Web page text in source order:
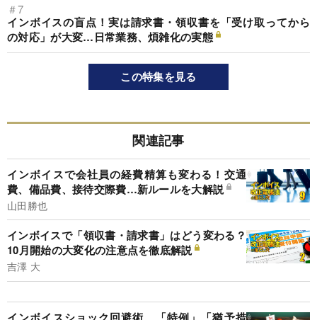
＃7
インボイスの盲点！実は請求書・領収書を「受け取ってから
の対応」が大変…日常業務、煩雑化の実態
この特集を見る
関連記事
インボイスで会社員の経費精算も変わる！交通
費、備品費、接待交際費…新ルールを大解説
山田勝也
インボイスで「領収書・請求書」はどう変わる？
10月開始の大変化の注意点を徹底解説
吉澤 大